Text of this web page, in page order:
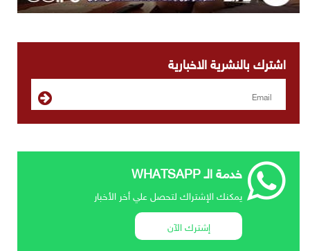
اشترك بالنشرية الاخبارية
خدمة الـ WHATSAPP
يمكنك الإشتراك لتحصل علي أخر الأخبار
إشترك الآن